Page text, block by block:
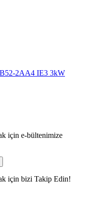
2AA4 IE3 3kW
için e-bültenimize
için bizi Takip Edin!